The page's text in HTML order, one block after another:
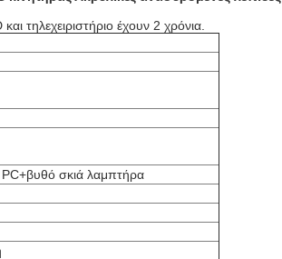
τηλεχειριστήριο έχουν 2 χρόνια.
σκιά λαμπτήρα